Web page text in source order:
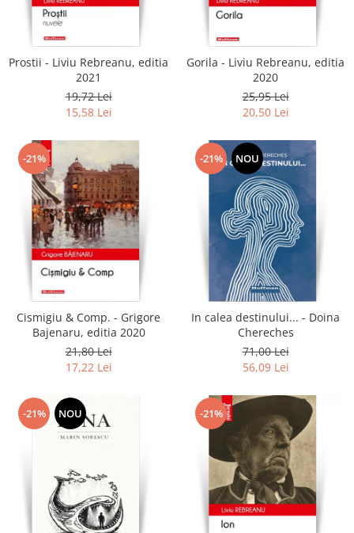
Literatura
Clasica
Contemporana
Universala
Non-fictiune
Calatorii
Memorii
Publicistica / Reportaje / Interviuri
Stiinte umaniste
Istorie
Sociologie si filozofie
Prostii - Liviu Rebreanu, editia
2021
19,72 Lei
15,58 Lei
Gorila - Liviu Rebreanu, editia
2020
25,95 Lei
20,50 Lei
-21%
Cismigiu & Comp. - Grigore
Bajenaru, editia 2020
21,80 Lei
17,22 Lei
-21% NOU
In calea destinului... - Doina
Chereches
71,00 Lei
56,09 Lei
-21% NOU -21%